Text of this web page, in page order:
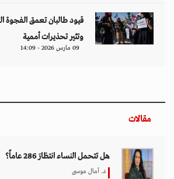
قيود طالبان تعمق الفجوة
وتثير تحذيرات أممية
09 مارس 2026 - 14:09
مقالات
هل تتحمل النساء انتظارَ 286 عاماً؟
د. آمال موسى